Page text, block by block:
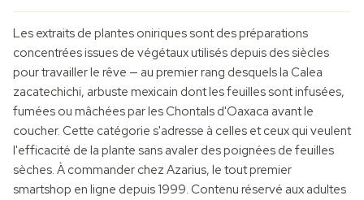
Les extraits de plantes oniriques sont des préparations
concentrées issues de végétaux utilisés depuis des siècles
pour travailler le rêve — au premier rang desquels la Calea
zacatechichi, arbuste mexicain dont les feuilles sont infusées,
fumées ou mâchées par les Chontals d'Oaxaca avant le
coucher. Cette catégorie s'adresse à celles et ceux qui veulent
l'efficacité de la plante sans avaler des poignées de feuilles
sèches. À commander chez Azarius, le tout premier
smartshop en ligne depuis 1999. Contenu réservé aux adultes